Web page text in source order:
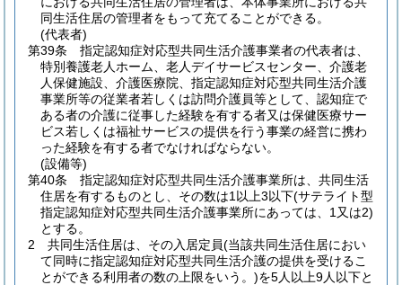
同生活住居の管理者をもって充てることができる。
(代表者)
第39条
指定認知症対応型共同生活介護事業者の代表者は、
特別養護老人ホーム、老人デイサービスセンター、介護老
人保健施設、介護医療院、指定認知症対応型共同生活介護
事業所等の従業者若しくは訪問介護員等として、認知症で
ある者の介護に従事した経験を有する者又は保健医療サー
ビス若しくは福祉サービスの提供を行う事業の経営に携わ
った経験を有する者でなければならない。
(設備等)
第40条
指定認知症対応型共同生活介護事業所は、共同生活
住居を有するものとし、その数は1以上3以下(サテライト型
指定認知症対応型共同生活介護事業所にあっては、1又は2)
とする。
2
共同生活住居は、その入居定員(当該共同生活住居におい
て同時に指定認知症対応型共同生活介護の提供を受けるこ
とができる利用者の数の上限をいう。)を5人以上9人以下と